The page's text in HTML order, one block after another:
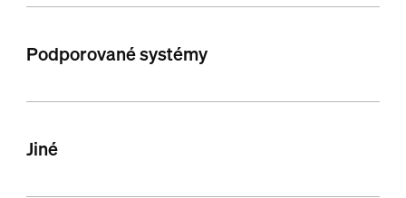
Podporované systémy
Jiné